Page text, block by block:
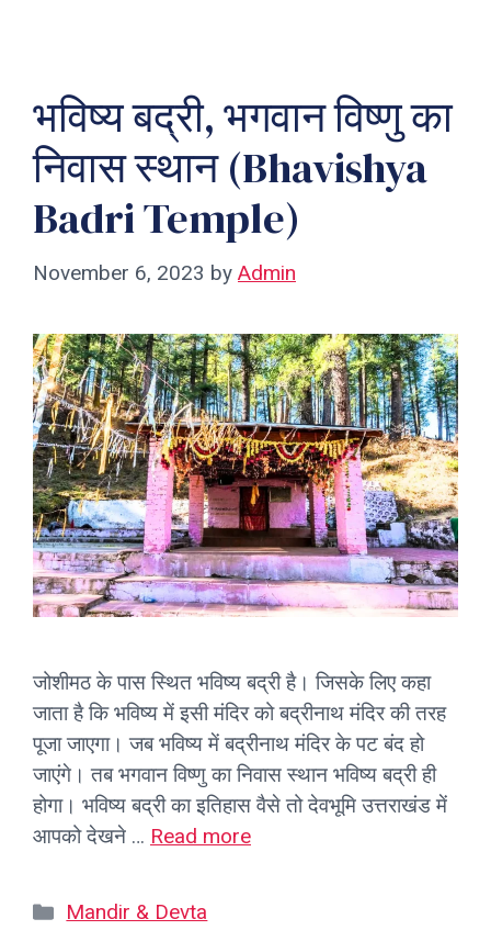
भविष्य बद्री, भगवान विष्णु का
निवास स्थान (Bhavishya
Badri Temple)
November 6, 2023 by Admin
जोशीमठ के पास स्थित भविष्य बद्री है। जिसके लिए कहा
जाता है कि भविष्य में इसी मंदिर को बद्रीनाथ मंदिर की तरह
पूजा जाएगा। जब भविष्य में बद्रीनाथ मंदिर के पट बंद हो
जाएंगे। तब भगवान विष्णु का निवास स्थान भविष्य बद्री ही
होगा। भविष्य बद्री का इतिहास वैसे तो देवभूमि उत्तराखंड में
आपको देखने … Read more
Categories
Mandir & Devta